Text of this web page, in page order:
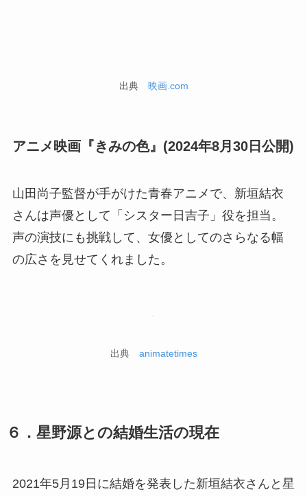
出典 映画.com
アニメ映画『きみの色』(2024年8月30日公開)
山田尚子監督が手がけた青春アニメで、新垣結衣
さんは声優として「シスター日吉子」役を担当。
声の演技にも挑戦して、女優としてのさらなる幅
の広さを見せてくれました。
出典 animatetimes
６．星野源との結婚生活の現在
2021年5月19日に結婚を発表した新垣結衣さんと星